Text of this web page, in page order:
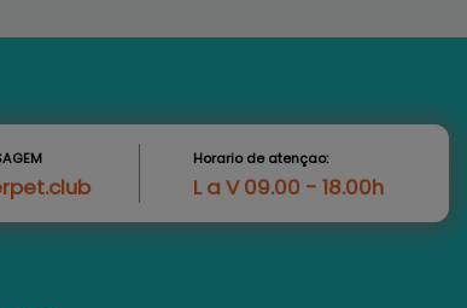
Horario de atençao:
L a V 09.00 - 18.00h